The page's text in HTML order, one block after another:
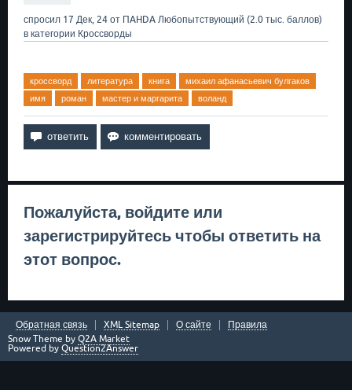
спросил 17 Дек, 24 от ПAHDA Любопытствующий (2.0 тыс. баллов)
в категории Кроссворды
кроссворд литература книга
михаил афанасьевич булгаков
имя
роман мастер и маргарита воланд
Пожалуйста, войдите или
зарегистрируйтесь чтобы ответить на
этот вопрос.
Обратная связь XML Sitemap О сайте
Правила
Snow Theme by Q2A Market
Powered by Question2Answer